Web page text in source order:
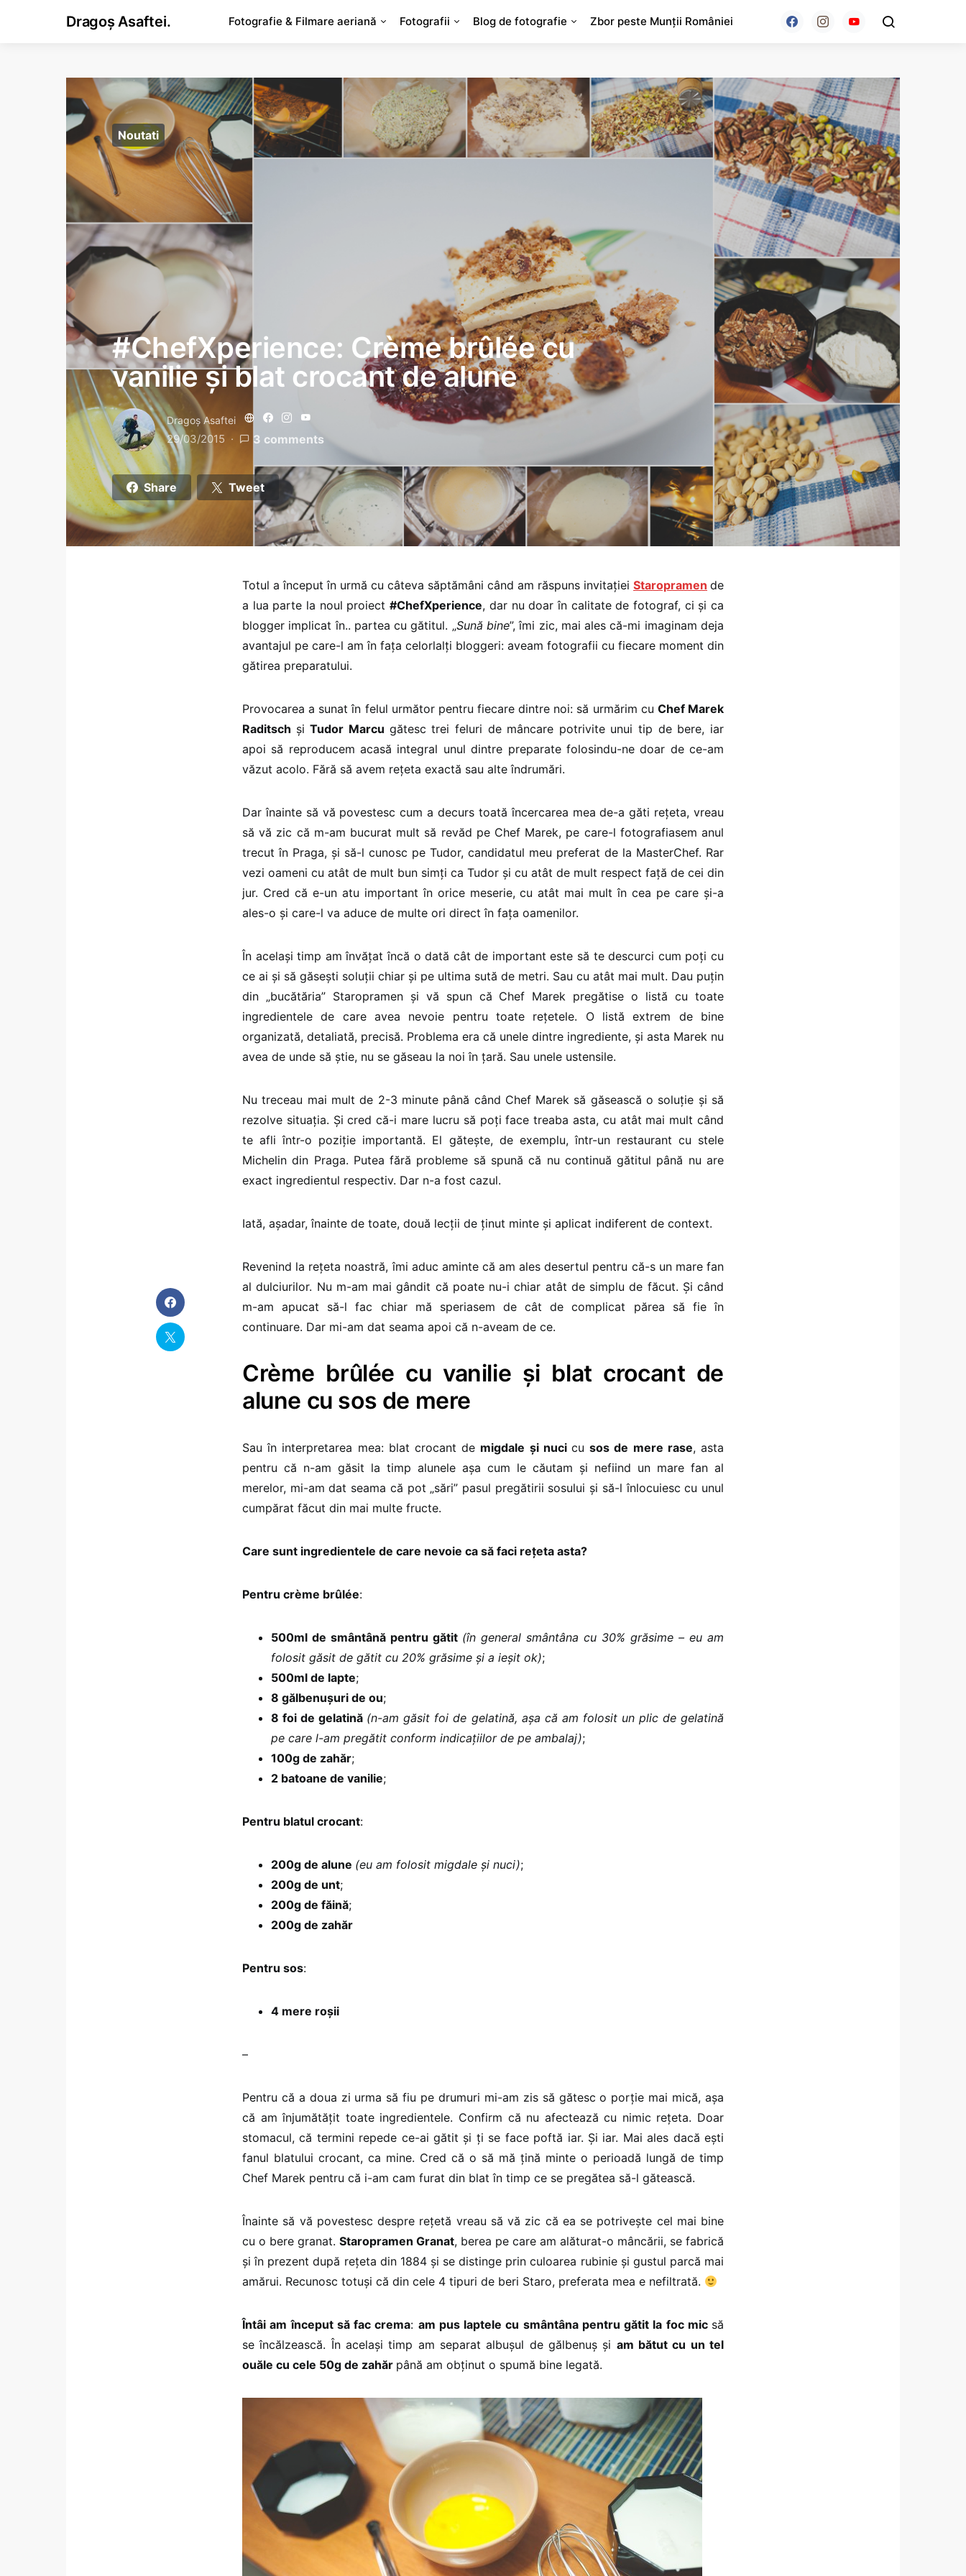
Dragoș Asaftei. Fotografie & Filmare aeriană Fotografii Blog de fotografie Zbor peste Munții României
Noutati
#ChefXperience: Crème brûlée cu
vanilie și blat crocant de alune
Dragoş Asaftei
29/03/2015 3 comments
Share Tweet
Totul a început în urmă cu câteva săptămâni când am răspuns invitației Staropramen de
a lua parte la noul proiect#ChefXperience, dar nu doar în calitate de fotograf, ci și ca
blogger implicat în.. partea cu gătitul. „Sună bine”, îmi zic, mai ales că-mi imaginam deja
avantajul pe care-l am în fața celorlalți bloggeri: aveam fotografii cu fiecare moment din
gătirea preparatului.
Provocarea a sunat în felul următor pentru fiecare dintre noi: să urmărim cu Chef Marek
Raditsch șiTudor Marcu gătesc trei feluri de mâncare potrivite unui tip de bere, iar
apoi să reproducem acasă integral unul dintre preparate folosindu-ne doar de ce-am
văzut acolo. Fără să avem rețeta exactă sau alte îndrumări.
Dar înainte să vă povestesc cum a decurs toată încercarea mea de-a găti rețeta, vreau
să vă zic că m-am bucurat mult să revăd pe Chef Marek, pe care-l fotografiasem anul
trecut în Praga, și să-l cunosc pe Tudor, candidatul meu preferat de la MasterChef. Rar
vezi oameni cu atât de mult bun simți ca Tudor și cu atât de mult respect față de cei din
jur. Cred că e-un atu important în orice meserie, cu atât mai mult în cea pe care și-a
ales-o și care-l va aduce de multe ori direct în fața oamenilor.
În același timp am învățat încă o dată cât de important este să te descurci cum poți cu
ce ai și să găsești soluții chiar și pe ultima sută de metri. Sau cu atât mai mult. Dau puțin
din „bucătăria” Staropramen și vă spun că Chef Marek pregătise o listă cu toate
ingredientele de care avea nevoie pentru toate rețetele. O listă extrem de bine
organizată, detaliată, precisă. Problema era că unele dintre ingrediente, și asta Marek nu
avea de unde să știe, nu se găseau la noi în țară. Sau unele ustensile.
Nu treceau mai mult de 2-3 minute până când Chef Marek să găsească o soluție și să
rezolve situația. Și cred că-i mare lucru să poți face treaba asta, cu atât mai mult când
te afli într-o poziție importantă. El gătește, de exemplu, într-un restaurant cu stele
Michelin din Praga. Putea fără probleme să spună că nu continuă gătitul până nu are
exact ingredientul respectiv. Dar n-a fost cazul.
Iată, așadar, înainte de toate, două lecții de ținut minte și aplicat indiferent de context.
Revenind la rețeta noastră, îmi aduc aminte că am ales desertul pentru că-s un mare fan
al dulciurilor. Nu m-am mai gândit că poate nu-i chiar atât de simplu de făcut. Și când
m-am apucat să-l fac chiar mă speriasem de cât de complicat părea să fie în
continuare. Dar mi-am dat seama apoi că n-aveam de ce.
Crème brûlée cu vanilie și blat crocant de
alune cu sos de mere
Sau în interpretarea mea: blat crocant de migdale și nucicusos de mere rase, asta
pentru că n-am găsit la timp alunele așa cum le căutam și nefiind un mare fan al
merelor, mi-am dat seama că pot „sări” pasul pregătirii sosului și să-l înlocuiesc cu unul
cumpărat făcut din mai multe fructe.
Care sunt ingredientele de care nevoie ca să faci rețeta asta?
Pentru crème brûlée:
500ml de smântână pentru gătit (în general smântâna cu 30% grăsime – eu am
folosit găsit de gătit cu 20% grăsime și a ieșit ok);
500ml de lapte;
8 gălbenușuri de ou;
8 foi de gelatină (n-am găsit foi de gelatină, așa că am folosit un plic de gelatină
pe care l-am pregătit conform indicațiilor de pe ambalaj);
100g de zahăr;
2 batoane de vanilie;
Pentru blatul crocant:
200g de alune (eu am folosit migdale și nuci);
200g de unt;
200g de făină;
200g de zahăr
Pentru sos:
4 mere roșii
–
Pentru că a doua zi urma să fiu pe drumuri mi-am zis să gătesc o porție mai mică, așa
că am înjumătățit toate ingredientele. Confirm că nu afectează cu nimic rețeta. Doar
stomacul, că termini repede ce-ai gătit și ți se face poftă iar. Și iar. Mai ales dacă ești
fanul blatului crocant, ca mine. Cred că o să mă țină minte o perioadă lungă de timp
Chef Marek pentru că i-am cam furat din blat în timp ce se pregătea să-l gătească.
Înainte să vă povestesc despre rețetă vreau să vă zic că ea se potrivește cel mai bine
cu o bere granat. Staropramen Granat, berea pe care am alăturat-o mâncării, se fabrică
și în prezent după rețeta din 1884 și se distinge prin culoarea rubinie și gustul parcă mai
amărui. Recunosc totuși că din cele 4 tipuri de beri Staro, preferata mea e nefiltrată.
Întâi am început să fac crema: am pus laptele cu smântâna pentru gătit la foc mic să
se încălzească. În același timp am separat albușul de gălbenuș și am bătut cu un tel
ouăle cu cele 50g de zahăr până am obținut o spumă bine legată.